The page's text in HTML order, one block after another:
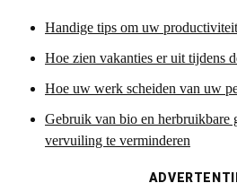
Handige tips om uw
Hoe zien vakanties er uit tijdens
Hoe uw werk scheiden van uw
Gebruik van bio en herbruikbare
vervuiling te verminderen